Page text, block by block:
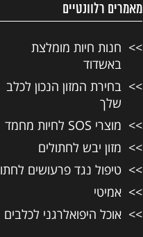
מאמרים רלוונטיים
חנות חיות מומלצת
באשדוד
בחירת המזון הנכון לכלב
שלך
מוצרי SOS לחיות מחמד
מזון יבש לחתולים
טיפול נגד פרעושים
אמיטי
אוכל היפואלרגני לכלבים